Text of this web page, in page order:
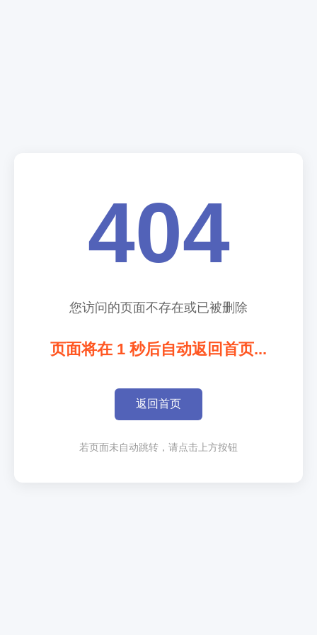
404
您访问的页面不存在或已被删除
页面将在 1 秒后自动返回首页...
返回首页
若页面未自动跳转，请点击上方按钮